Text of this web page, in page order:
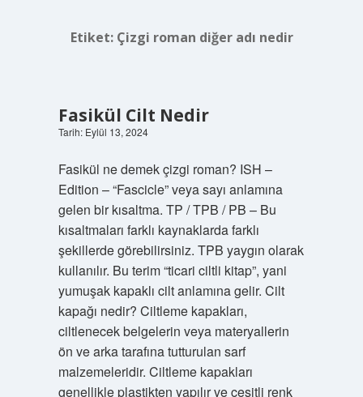
Etiket: Çizgi roman diğer adı nedir
Fasikül Cilt Nedir
Tarih: Eylül 13, 2024
Fasikül ne demek çizgi roman? ISH –
Edition – “Fascicle” veya sayı anlamına
gelen bir kısaltma. TP / TPB / PB – Bu
kısaltmaları farklı kaynaklarda farklı
şekillerde görebilirsiniz. TPB yaygın olarak
kullanılır. Bu terim “ticari ciltli kitap”, yani
yumuşak kapaklı cilt anlamına gelir. Cilt
kapağı nedir? Ciltleme kapakları,
ciltlenecek belgelerin veya materyallerin
ön ve arka tarafına tutturulan sarf
malzemeleridir. Ciltleme kapakları
genellikle plastikten yapılır ve çeşitli renk